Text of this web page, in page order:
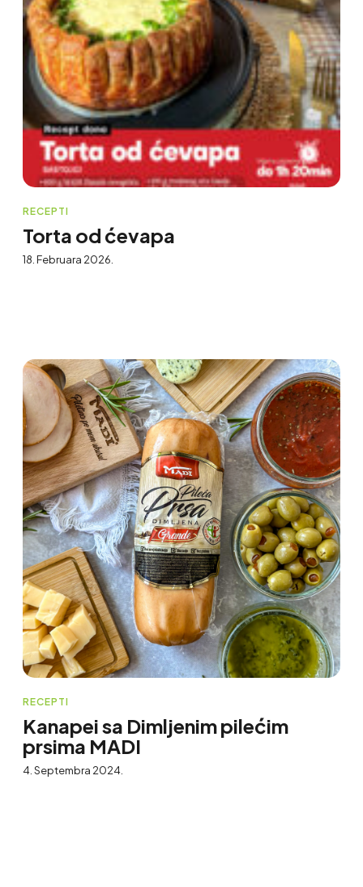
RECEPTI
Torta od ćevapa
18. Februara 2026.
RECEPTI
Kanapei sa Dimljenim pilećim
prsima MADI
4. Septembra 2024.